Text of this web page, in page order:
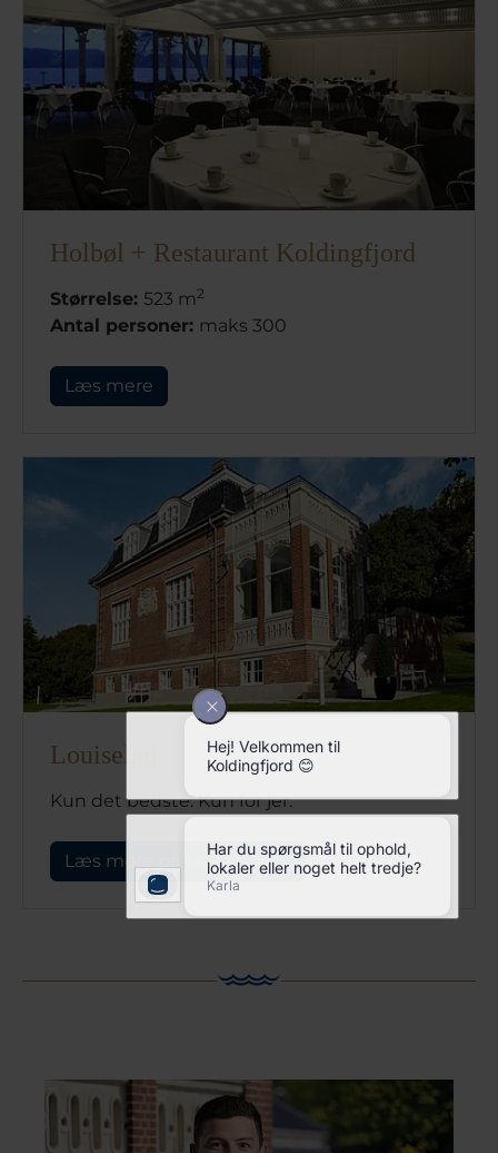
Holbøl + Restaurant Koldingfjord
Størrelse: 523 m2
Antal personer: maks 300
Læs mere
Louisehøj
Kun det bedste. Kun for jer.
Læs mere på louisehøj.dk